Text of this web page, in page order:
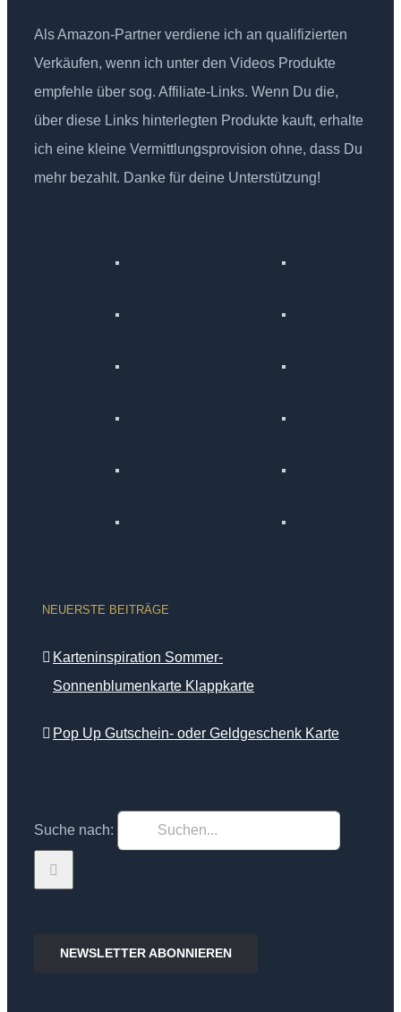
Als Amazon-Partner verdiene ich an qualifizierten
Verkäufen, wenn ich unter den Videos Produkte
empfehle über sog. Affiliate-Links. Wenn Du die,
über diese Links hinterlegten Produkte kauft, erhalte
ich eine kleine Vermittlungsprovision ohne, dass Du
mehr bezahlt. Danke für deine Unterstützung!
NEUERSTE BEITRÄGE
Karteninspiration Sommer-
Sonnenblumenkarte Klappkarte
Pop Up Gutschein- oder Geldgeschenk Karte
Suche nach:
NEWSLETTER ABONNIEREN